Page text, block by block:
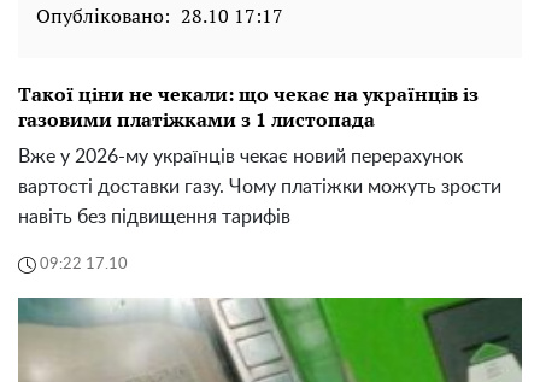
Опубліковано: 28.10 17:17
Такої ціни не чекали: що чекає на українців із
газовими платіжками з 1 листопада
Вже у 2026-му українців чекає новий перерахунок
вартості доставки газу. Чому платіжки можуть зрости
навіть без підвищення тарифів
09:22 17.10